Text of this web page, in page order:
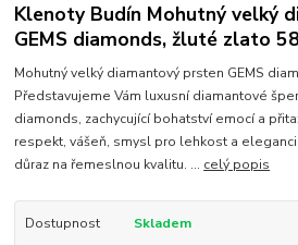
Klenoty Budín Mohutný velký
GEMS diamonds, žluté zlato
Mohutný velký diamantový prsten GEMS
Představujeme Vám luxusní diamantové
diamonds, zachycující bohatství emocí a
respekt, vášeň, smysl pro lehkost a
důraz na řemeslnou kvalitu. ... celý popis
Dostupnost Skladem